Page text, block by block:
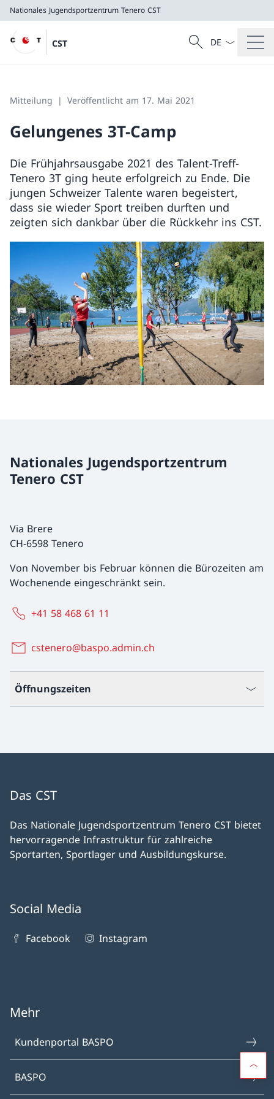
Nationales Jugendsportzentrum Tenero CST
CST
CST
Suche
Suche
Sprach
Mitteilung Veröffentlicht am 17. Mai 2021
Gelungenes 3T-Camp
Die Frühjahrsausgabe 2021 des Talent-Treff-
Tenero 3T ging heute erfolgreich zu Ende. Die
jungen Schweizer Talente waren begeistert,
dass sie wieder Sport treiben durften und
zeigten sich dankbar über die Rückkehr ins CST.
Nationales Jugendsportzentrum
Tenero CST
Via Brere
CH-6598 Tenero
Von November bis Februar können die Bürozeiten am
Wochenende eingeschränkt sein.
+41 58 468 61 11
cstenero@baspo.admin.ch
Öffnungszeiten
Das CST
Das Nationale Jugendsportzentrum Tenero CST bietet
hervorragende Infrastruktur für zahlreiche
Sportarten, Sportlager und Ausbildungskurse.
Social Media
Facebook Instagram
Mehr
Kundenportal BASPO
BASPO